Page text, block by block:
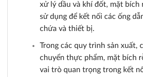
xử lý dầu và khí đốt, mặt bích
sử dụng để kết nối các ống
chứa và thiết bị.
Trong các quy trình sản xuất,
chuyển thực phẩm, mặt bích
vai trò quan trọng trong kết